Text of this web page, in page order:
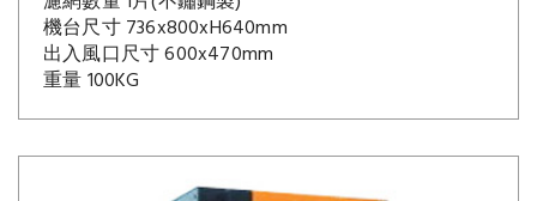
機台尺寸 736x800xH640mm
出入風口尺寸600x470mm
重量100KG